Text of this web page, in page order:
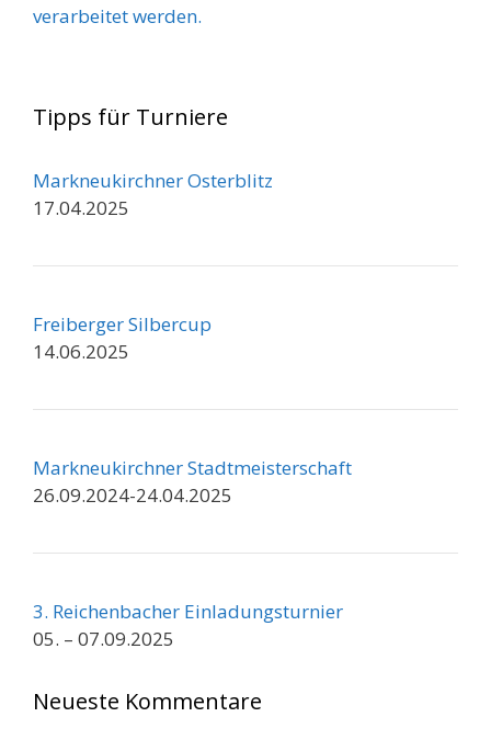
verarbeitet werden.
Tipps für Turniere
Markneukirchner Osterblitz
17.04.2025
Freiberger Silbercup
14.06.2025
Markneukirchner Stadtmeisterschaft
26.09.2024-24.04.2025
3. Reichenbacher Einladungsturnier
05. – 07.09.2025
Neueste Kommentare